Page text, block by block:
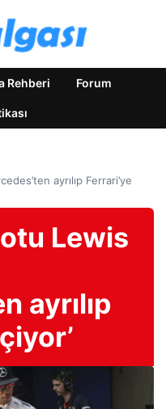
Rehberi Forum
ayrılıp Ferrari’ye
Lewis
ayrılıp